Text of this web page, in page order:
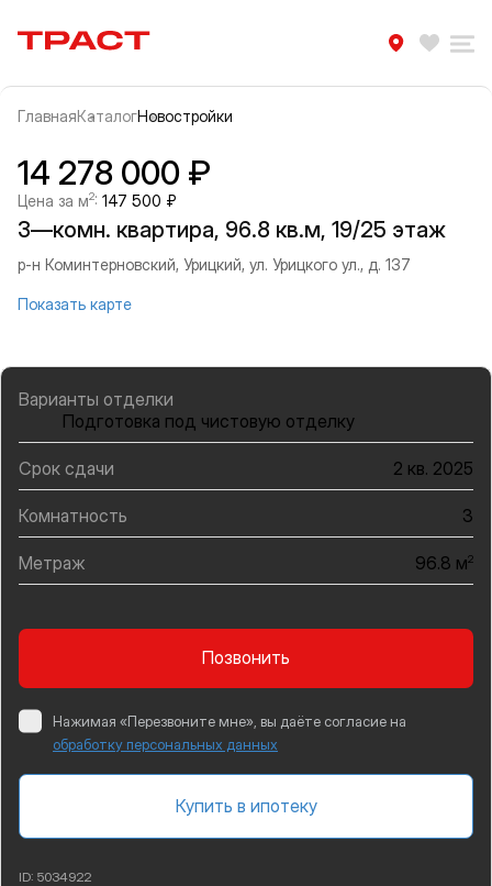
Траст | Служба недвижимости
ГлавнаяКаталогНовостройки
Информация об объекте
Галерея
14 278 000 ₽
Цена за м2: 147 500 ₽
3—комн. квартира, 96.8 кв.м, 19/25 этаж
р-н Коминтерновский, Урицкий, ул. Урицкого ул., д. 137
Показать карте
Варианты отделки
Подготовка под чистовую отделку
Срок сдачи 2 кв. 2025
Комнатность 3
Метраж 96.8 м2
Позвонить
Нажимая «Перезвоните мне», вы даёте согласие на
обработку персональных данных
Купить в ипотеку
ID: 5034922